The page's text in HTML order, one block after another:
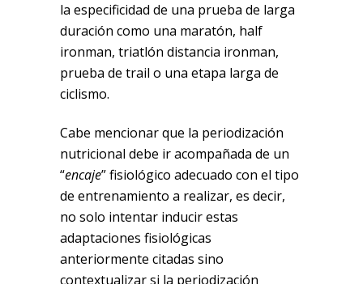
la especificidad de una prueba de larga
duración como una maratón, half
ironman, triatlón distancia ironman,
prueba de trail o una etapa larga de
ciclismo.
Cabe mencionar que la periodización
nutricional debe ir acompañada de un
“encaje” fisiológico adecuado con el tipo
de entrenamiento a realizar, es decir,
no solo intentar inducir estas
adaptaciones fisiológicas
anteriormente citadas sino
contextualizar si la periodización